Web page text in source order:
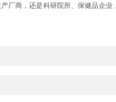
厂商，还是科研院所、保健品企